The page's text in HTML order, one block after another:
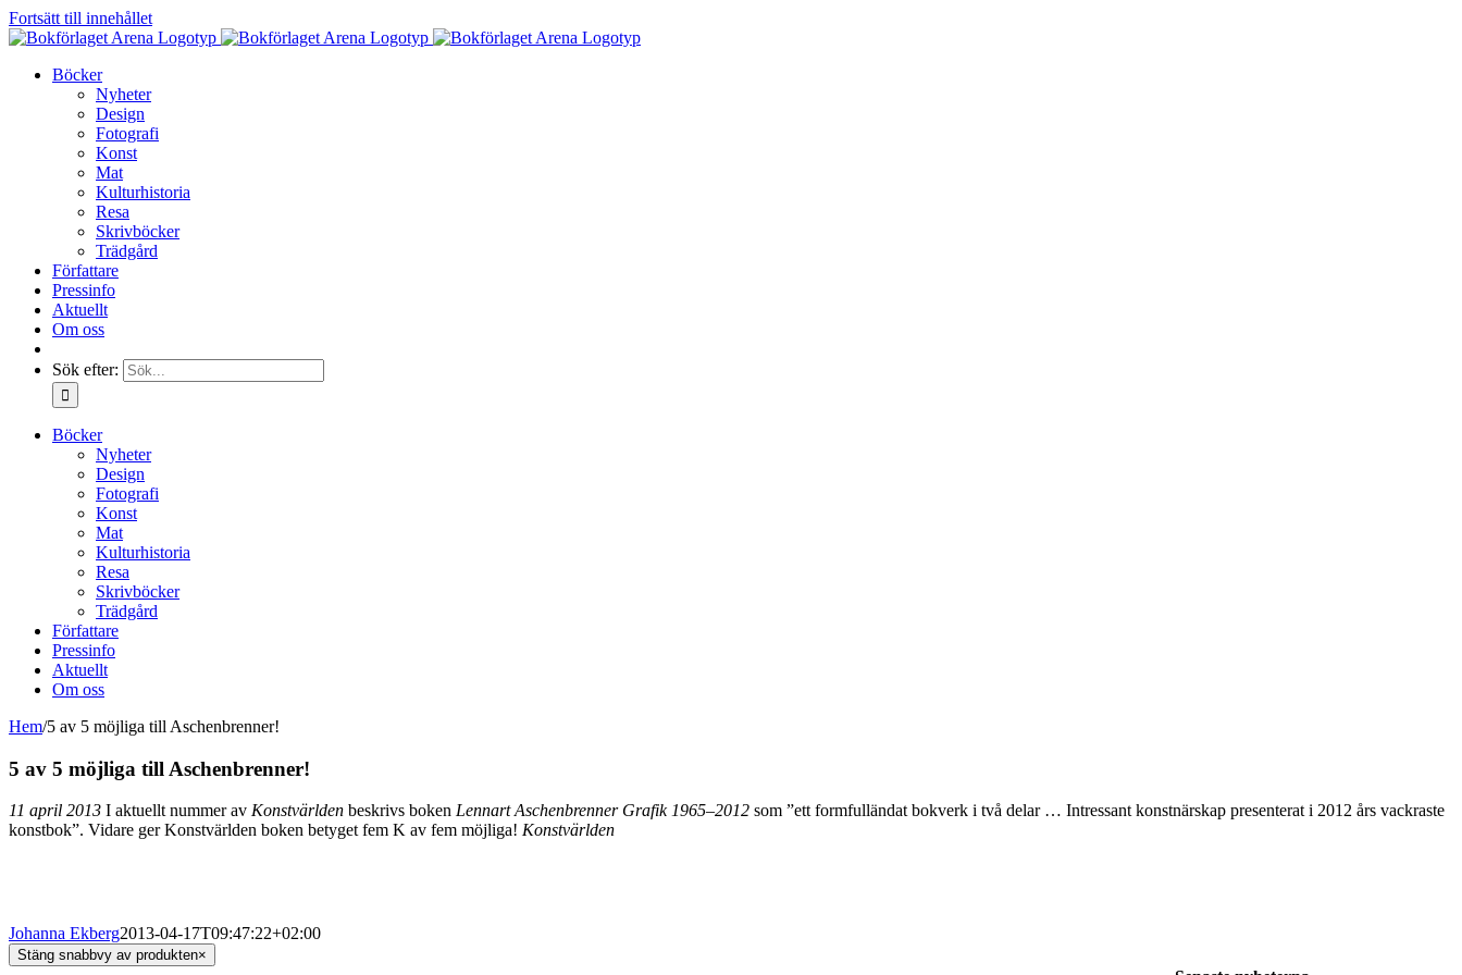
Fortsätt till innehållet
Böcker
Nyheter
Design
Fotografi
Konst
Mat
Kulturhistoria
Resa
Skrivböcker
Trädgård
Författare
Pressinfo
Aktuellt
Om oss
Sök efter:
Böcker
Nyheter
Design
Fotografi
Konst
Mat
Kulturhistoria
Resa
Skrivböcker
Trädgård
Författare
Pressinfo
Aktuellt
Om oss
Hem/5 av 5 möjliga till Aschenbrenner!
5 av 5 möjliga till Aschenbrenner!
11 april 2013 I aktuellt nummer av Konstvärlden beskrivs boken Lennart Aschenbrenner Grafik 1965–2012 som ”ett formfulländat bokverk i två delar … Intressant konstnärskap presenterat i 2012 års vackraste
konstbok”. Vidare ger Konstvärlden boken betyget fem K av fem möjliga! Konstvärlden
Johanna Ekberg2013-04-17T09:47:22+02:00
Stäng snabbvy av produkten×